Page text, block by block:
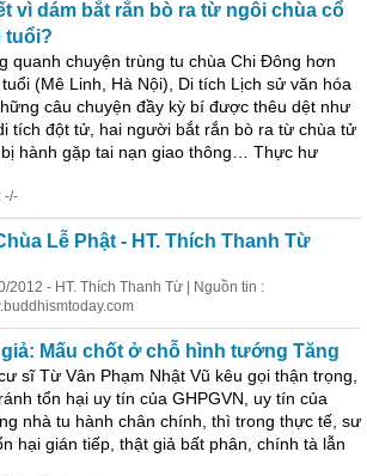
vì dám bắt rắn bò ra từ ngôi chùa cổ
tuổi?
quanh chuyện trùng tu chùa Chi Đông hơn
(Mê Linh, Hà Nội), Di tích Lịch sử văn hóa
câu chuyện đầy kỳ bí được thêu dệt như
tích đột tử, hai người bắt rắn bò ra từ chùa tử
hành gặp tai nạn giao thông… Thực hư
-/-
Lễ Phật - HT. Thích Thanh Từ
2012 - HT. Thích Thanh Từ | Nguồn tin :
Mấu chốt ở chỗ hình tướng Tăng
sĩ Từ Vân Phạm Nhật Vũ kêu gọi thận trọng,
tổn hại uy tín của GHPGVN, uy tín của
nhà tu hành chân chính, thì trong thực tế, sư
hại gián tiếp, thật giả bất phân, chính tà lẫn